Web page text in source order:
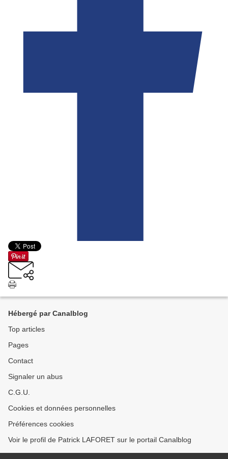
Hébergé par Canalblog
Top articles
Pages
Contact
Signaler un abus
C.G.U.
Cookies et données personnelles
Préférences cookies
Voir le profil de Patrick LAFORET sur le portail Canalblog